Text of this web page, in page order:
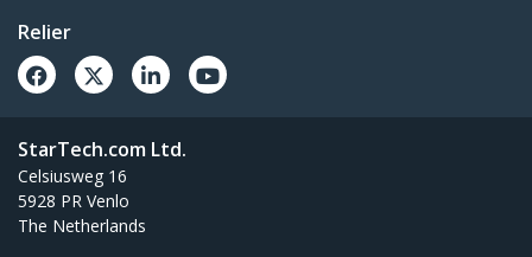
Relier
StarTech.com Ltd.
Celsiusweg 16
5928 PR Venlo
The Netherlands